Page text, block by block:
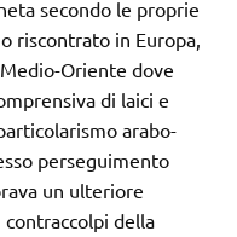
secondo le proprie
riscontrato in Europa,
Oriente dove
di laici e
arabo-
perseguimento
un ulteriore
della